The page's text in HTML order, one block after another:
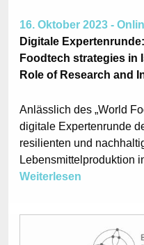
16. Oktober 2023 -
Digitale
Foodtech strategies in
Role of Research and
Anlässlich des „World
digitale Expertenrunde
resilienten und
Lebensmittelproduktion
Weiterlesen